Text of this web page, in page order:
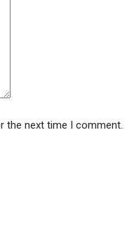
the next time I comment.